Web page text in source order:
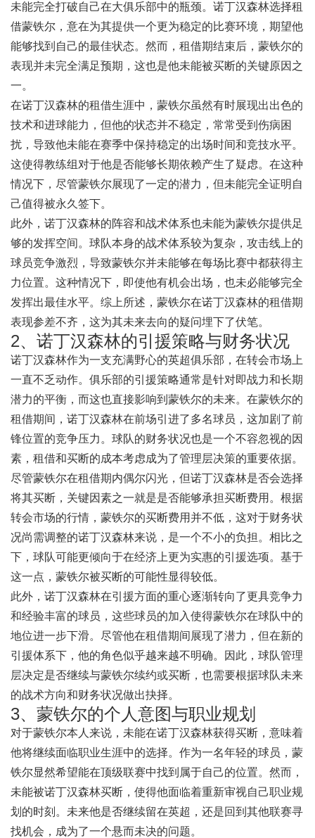
未能完全打破自己在大俱乐部中的瓶颈。诺丁汉森林选择租
借蒙铁尔，意在为其提供一个更为稳定的比赛环境，期望他
能够找到自己的最佳状态。然而，租借期结束后，蒙铁尔的
表现并未完全满足预期，这也是他未能被买断的关键原因之
一。
在诺丁汉森林的租借生涯中，蒙铁尔虽然有时展现出出色的
技术和进球能力，但他的状态并不稳定，常常受到伤病困
扰，导致他未能在赛季中保持稳定的出场时间和竞技水平。
这使得教练组对于他是否能够长期依赖产生了疑虑。在这种
情况下，尽管蒙铁尔展现了一定的潜力，但未能完全证明自
己值得被永久签下。
此外，诺丁汉森林的阵容和战术体系也未能为蒙铁尔提供足
够的发挥空间。球队本身的战术体系较为复杂，攻击线上的
球员竞争激烈，导致蒙铁尔并未能够在每场比赛中都获得主
力位置。这种情况下，即使他有机会出场，也未必能够完全
发挥出最佳水平。综上所述，蒙铁尔在诺丁汉森林的租借期
表现参差不齐，这为其未来去向的疑问埋下了伏笔。
2、诺丁汉森林的引援策略与财务状况
诺丁汉森林作为一支充满野心的英超俱乐部，在转会市场上
一直不乏动作。俱乐部的引援策略通常是针对即战力和长期
潜力的平衡，而这也直接影响到蒙铁尔的未来。在蒙铁尔的
租借期间，诺丁汉森林在前场引进了多名球员，这加剧了前
锋位置的竞争压力。球队的财务状况也是一个不容忽视的因
素，租借和买断的成本考虑成为了管理层决策的重要依据。
尽管蒙铁尔在租借期内偶尔闪光，但诺丁汉森林是否会选择
将其买断，关键因素之一就是是否能够承担买断费用。根据
转会市场的行情，蒙铁尔的买断费用并不低，这对于财务状
况尚需调整的诺丁汉森林来说，是一个不小的负担。相比之
下，球队可能更倾向于在经济上更为实惠的引援选项。基于
这一点，蒙铁尔被买断的可能性显得较低。
此外，诺丁汉森林在引援方面的重心逐渐转向了更具竞争力
和经验丰富的球员，这些球员的加入使得蒙铁尔在球队中的
地位进一步下滑。尽管他在租借期间展现了潜力，但在新的
引援体系下，他的角色似乎越来越不明确。因此，球队管理
层决定是否继续与蒙铁尔续约或买断，也需要根据球队未来
的战术方向和财务状况做出抉择。
3、蒙铁尔的个人意图与职业规划
对于蒙铁尔本人来说，未能在诺丁汉森林获得买断，意味着
他将继续面临职业生涯中的选择。作为一名年轻的球员，蒙
铁尔显然希望能在顶级联赛中找到属于自己的位置。然而，
未能被诺丁汉森林买断，使得他面临着重新审视自己职业规
划的时刻。未来他是否继续留在英超，还是回到其他联赛寻
找机会，成为了一个悬而未决的问题。